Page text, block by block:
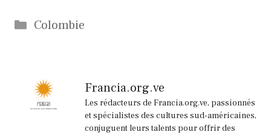
Catégories
Colombie
Francia.org.ve
Les rédacteurs de Francia.org.ve, passionnés
et spécialistes des cultures sud-américaines,
conjuguent leurs talents pour offrir des